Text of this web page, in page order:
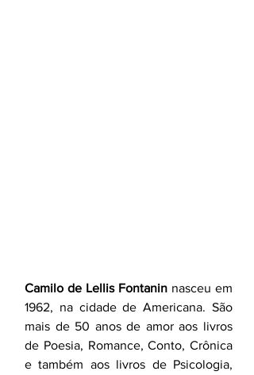
Camilo de Lellis Fontanin nasceu em
1962, na cidade de Americana. São
mais de 50 anos de amor aos livros
de Poesia, Romance, Conto, Crônica
e também aos livros de Psicologia,